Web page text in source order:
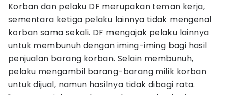
Korban dan pelaku DF merupakan teman kerja,
sementara ketiga pelaku lainnya tidak mengenal
korban sama sekali. DF mengajak pelaku lainnya
untuk membunuh dengan iming-iming bagi hasil
penjualan barang korban. Selain membunuh,
pelaku mengambil barang-barang milik korban
untuk dijual, namun hasilnya tidak dibagi rata.